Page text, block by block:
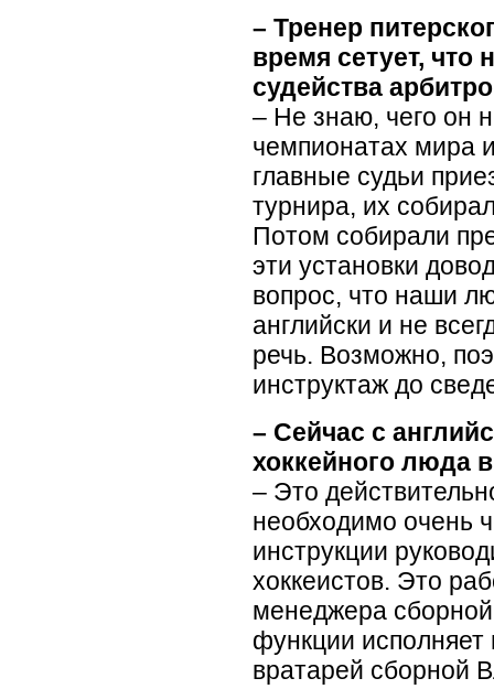
– Тренер
время сетует,
судейства
– Не знаю, чего он
чемпионатах мира
главные судьи
турнира, их
Потом собирали
эти установки
вопрос, что наши
английски и не
речь. Возможно,
инструктаж до
– Сейчас с
хоккейного люда
– Это
необходимо очень
инструкции
хоккеистов. Это
менеджера
функции
вратарей сборной